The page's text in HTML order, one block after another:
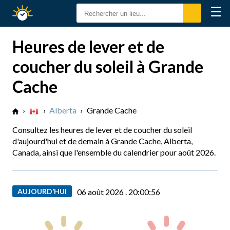
Calendrier
Solaire
☰
Heures de lever et de
coucher du soleil à Grande
Cache
› › Alberta › Grande Cache
Consultez les heures de lever et de coucher du soleil
d'aujourd'hui et de demain à Grande Cache, Alberta,
Canada, ainsi que l'ensemble du calendrier pour août 2026.
AUJOURD’HUI 06 août 2026 . 20:00:57